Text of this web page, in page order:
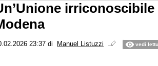
23:37 di Manuel Listuzzi vedi